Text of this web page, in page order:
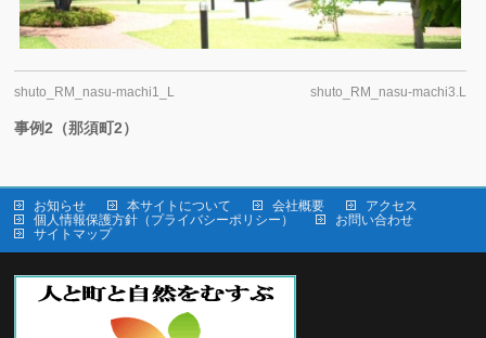
shuto_RM_nasu-machi1_L shuto_RM_nasu-machi3.L
事例2（那須町2）
お知らせ 本サイトについて 会社概要
アクセス
個人情報保護方針（プライバシーポリシー）
お問い合わせ
サイトマップ